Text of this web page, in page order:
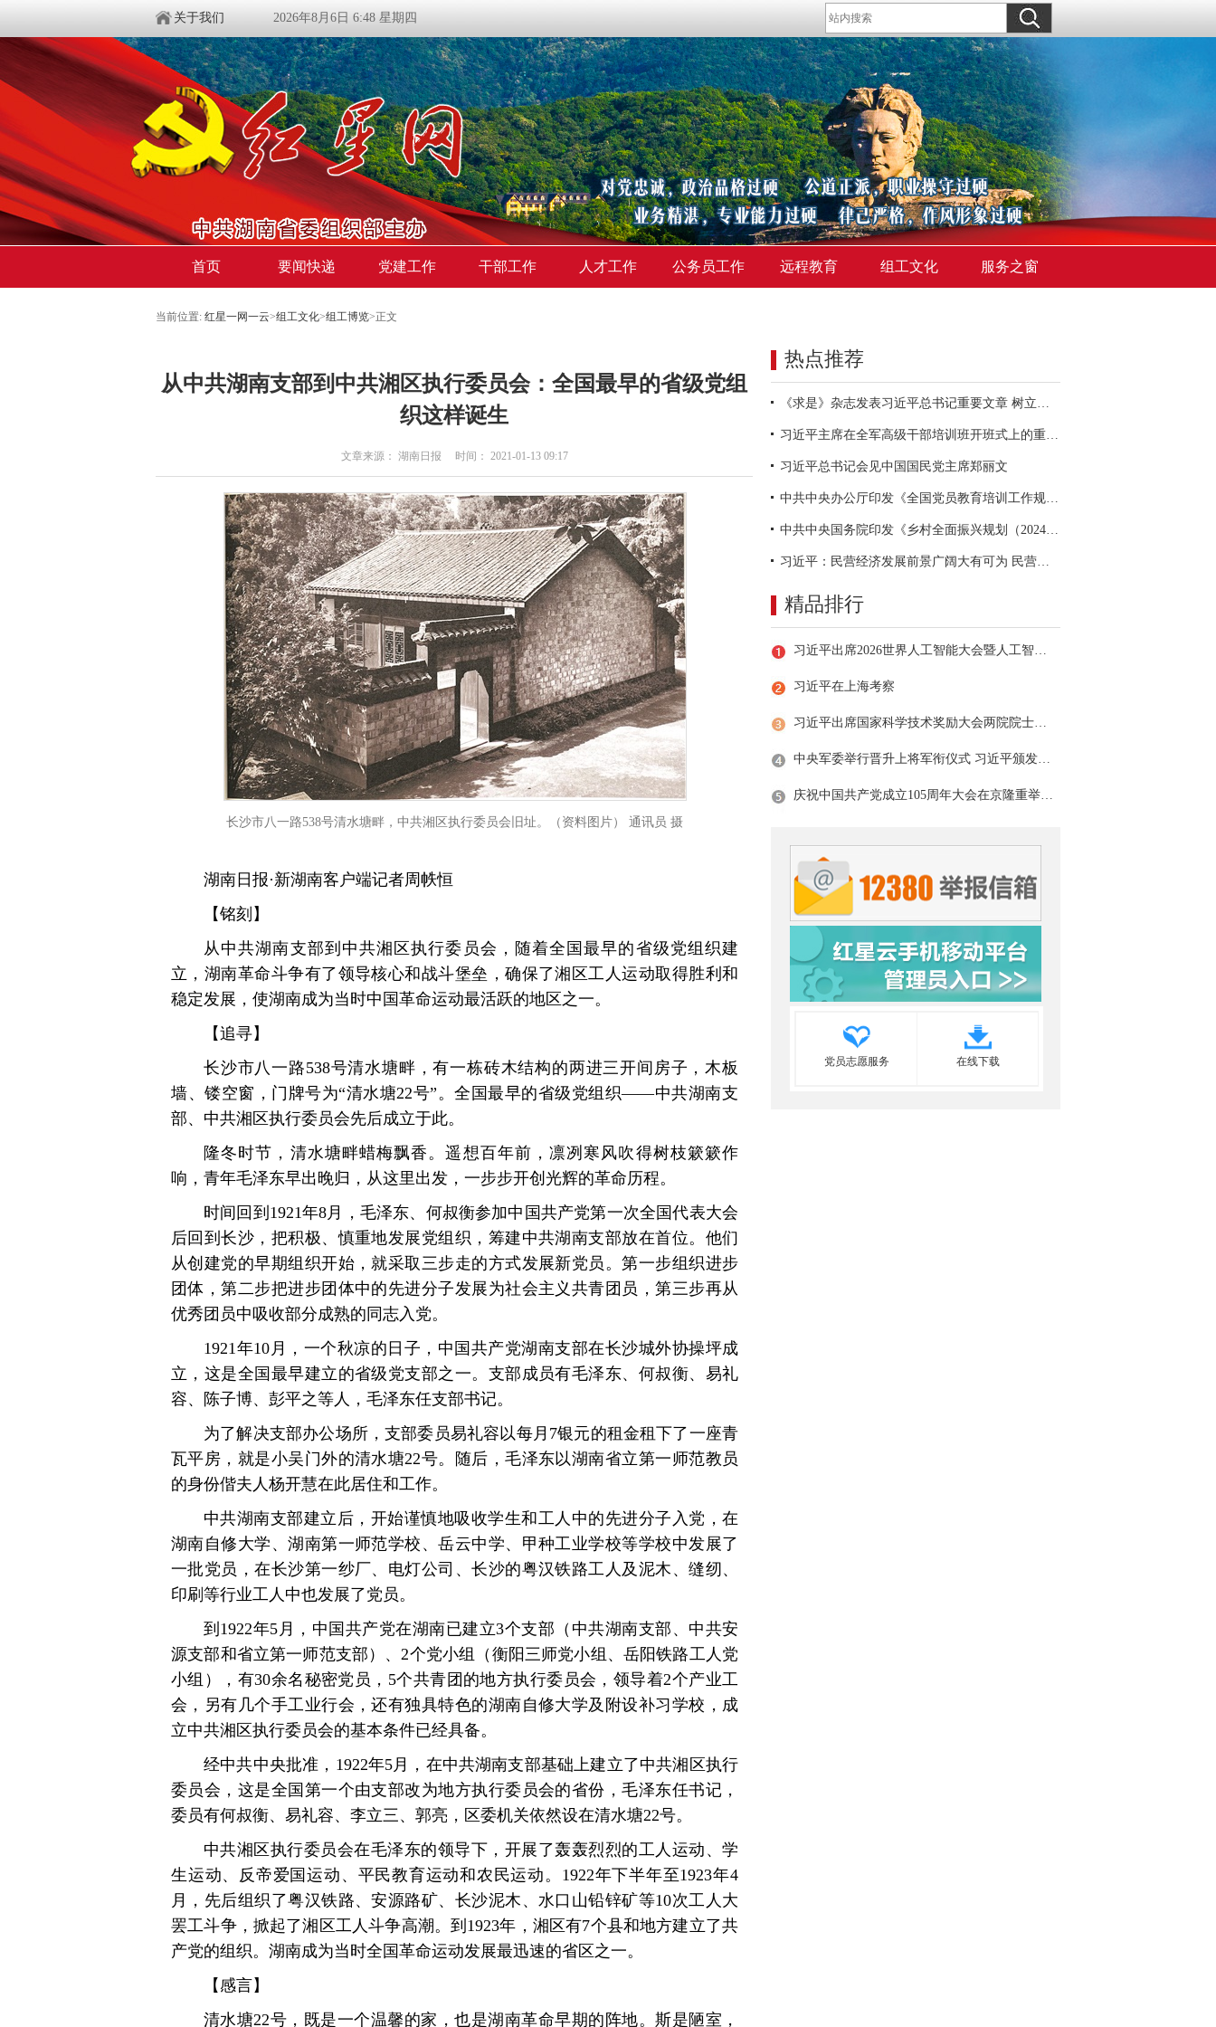
关于我们 2026年8月6日 6:48 星期四
首页 要闻快递 党建工作 干部工作 人才工作 公务员工作 远程教育 组工文化 服务之窗
当前位置: 红星一网一云>组工文化>组工博览>正文
从中共湖南支部到中共湘区执行委员会：全国最早的省级党组
织这样诞生
文章来源： 湖南日报 时间： 2021-01-13 09:17
长沙市八一路538号清水塘畔，中共湘区执行委员会旧址。（资料图片） 通讯员 摄
湖南日报·新湖南客户端记者周帙恒
【铭刻】
从中共湖南支部到中共湘区执行委员会，随着全国最早的省级党组织建
立，湖南革命斗争有了领导核心和战斗堡垒，确保了湘区工人运动取得胜利和
稳定发展，使湖南成为当时中国革命运动最活跃的地区之一。
【追寻】
长沙市八一路538号清水塘畔，有一栋砖木结构的两进三开间房子，木板
墙、镂空窗，门牌号为“清水塘22号”。全国最早的省级党组织——中共湖南支
部、中共湘区执行委员会先后成立于此。
隆冬时节，清水塘畔蜡梅飘香。遥想百年前，凛冽寒风吹得树枝簌簌作
响，青年毛泽东早出晚归，从这里出发，一步步开创光辉的革命历程。
时间回到1921年8月，毛泽东、何叔衡参加中国共产党第一次全国代表大会
后回到长沙，把积极、慎重地发展党组织，筹建中共湖南支部放在首位。他们
从创建党的早期组织开始，就采取三步走的方式发展新党员。第一步组织进步
团体，第二步把进步团体中的先进分子发展为社会主义共青团员，第三步再从
优秀团员中吸收部分成熟的同志入党。
1921年10月，一个秋凉的日子，中国共产党湖南支部在长沙城外协操坪成
立，这是全国最早建立的省级党支部之一。支部成员有毛泽东、何叔衡、易礼
容、陈子博、彭平之等人，毛泽东任支部书记。
为了解决支部办公场所，支部委员易礼容以每月7银元的租金租下了一座青
瓦平房，就是小吴门外的清水塘22号。随后，毛泽东以湖南省立第一师范教员
的身份偕夫人杨开慧在此居住和工作。
中共湖南支部建立后，开始谨慎地吸收学生和工人中的先进分子入党，在
湖南自修大学、湖南第一师范学校、岳云中学、甲种工业学校等学校中发展了
一批党员，在长沙第一纱厂、电灯公司、长沙的粤汉铁路工人及泥木、缝纫、
印刷等行业工人中也发展了党员。
到1922年5月，中国共产党在湖南已建立3个支部（中共湖南支部、中共安
源支部和省立第一师范支部）、2个党小组（衡阳三师党小组、岳阳铁路工人党
小组），有30余名秘密党员，5个共青团的地方执行委员会，领导着2个产业工
会，另有几个手工业行会，还有独具特色的湖南自修大学及附设补习学校，成
立中共湘区执行委员会的基本条件已经具备。
经中共中央批准，1922年5月，在中共湖南支部基础上建立了中共湘区执行
委员会，这是全国第一个由支部改为地方执行委员会的省份，毛泽东任书记，
委员有何叔衡、易礼容、李立三、郭亮，区委机关依然设在清水塘22号。
中共湘区执行委员会在毛泽东的领导下，开展了轰轰烈烈的工人运动、学
生运动、反帝爱国运动、平民教育运动和农民运动。1922年下半年至1923年4
月，先后组织了粤汉铁路、安源路矿、长沙泥木、水口山铅锌矿等10次工人大
罢工斗争，掀起了湘区工人斗争高潮。到1923年，湘区有7个县和地方建立了共
产党的组织。湖南成为当时全国革命运动发展最迅速的省区之一。
【感言】
清水塘22号，既是一个温馨的家，也是湖南革命早期的阵地。斯是陋室，
热点推荐
《求是》杂志发表习近平总书记重要文章 树立和践行正确政绩观
习近平主席在全军高级干部培训班开班式上的重要讲话引领全军开展思想整风、深化政治整训
习近平总书记会见中国国民党主席郑丽文
中共中央办公厅印发《全国党员教育培训工作规划（2024－2028年）》
中共中央国务院印发《乡村全面振兴规划（2024—2027年）》
习近平：民营经济发展前景广阔大有可为 民营企业和民营企业家大显身手正当其时
精品排行
习近平出席2026世界人工智能大会暨人工智能全球治理高级别会议开幕式并发表主旨讲话
习近平在上海考察
习近平出席国家科学技术奖励大会两院院士大会中国科协第十一次全国代表大会并发表重要讲话
中央军委举行晋升上将军衔仪式 习近平颁发命令状并向晋衔的军官表示祝贺
庆祝中国共产党成立105周年大会在京隆重举行 习近平发表重要讲话
党员志愿服务 在线下载